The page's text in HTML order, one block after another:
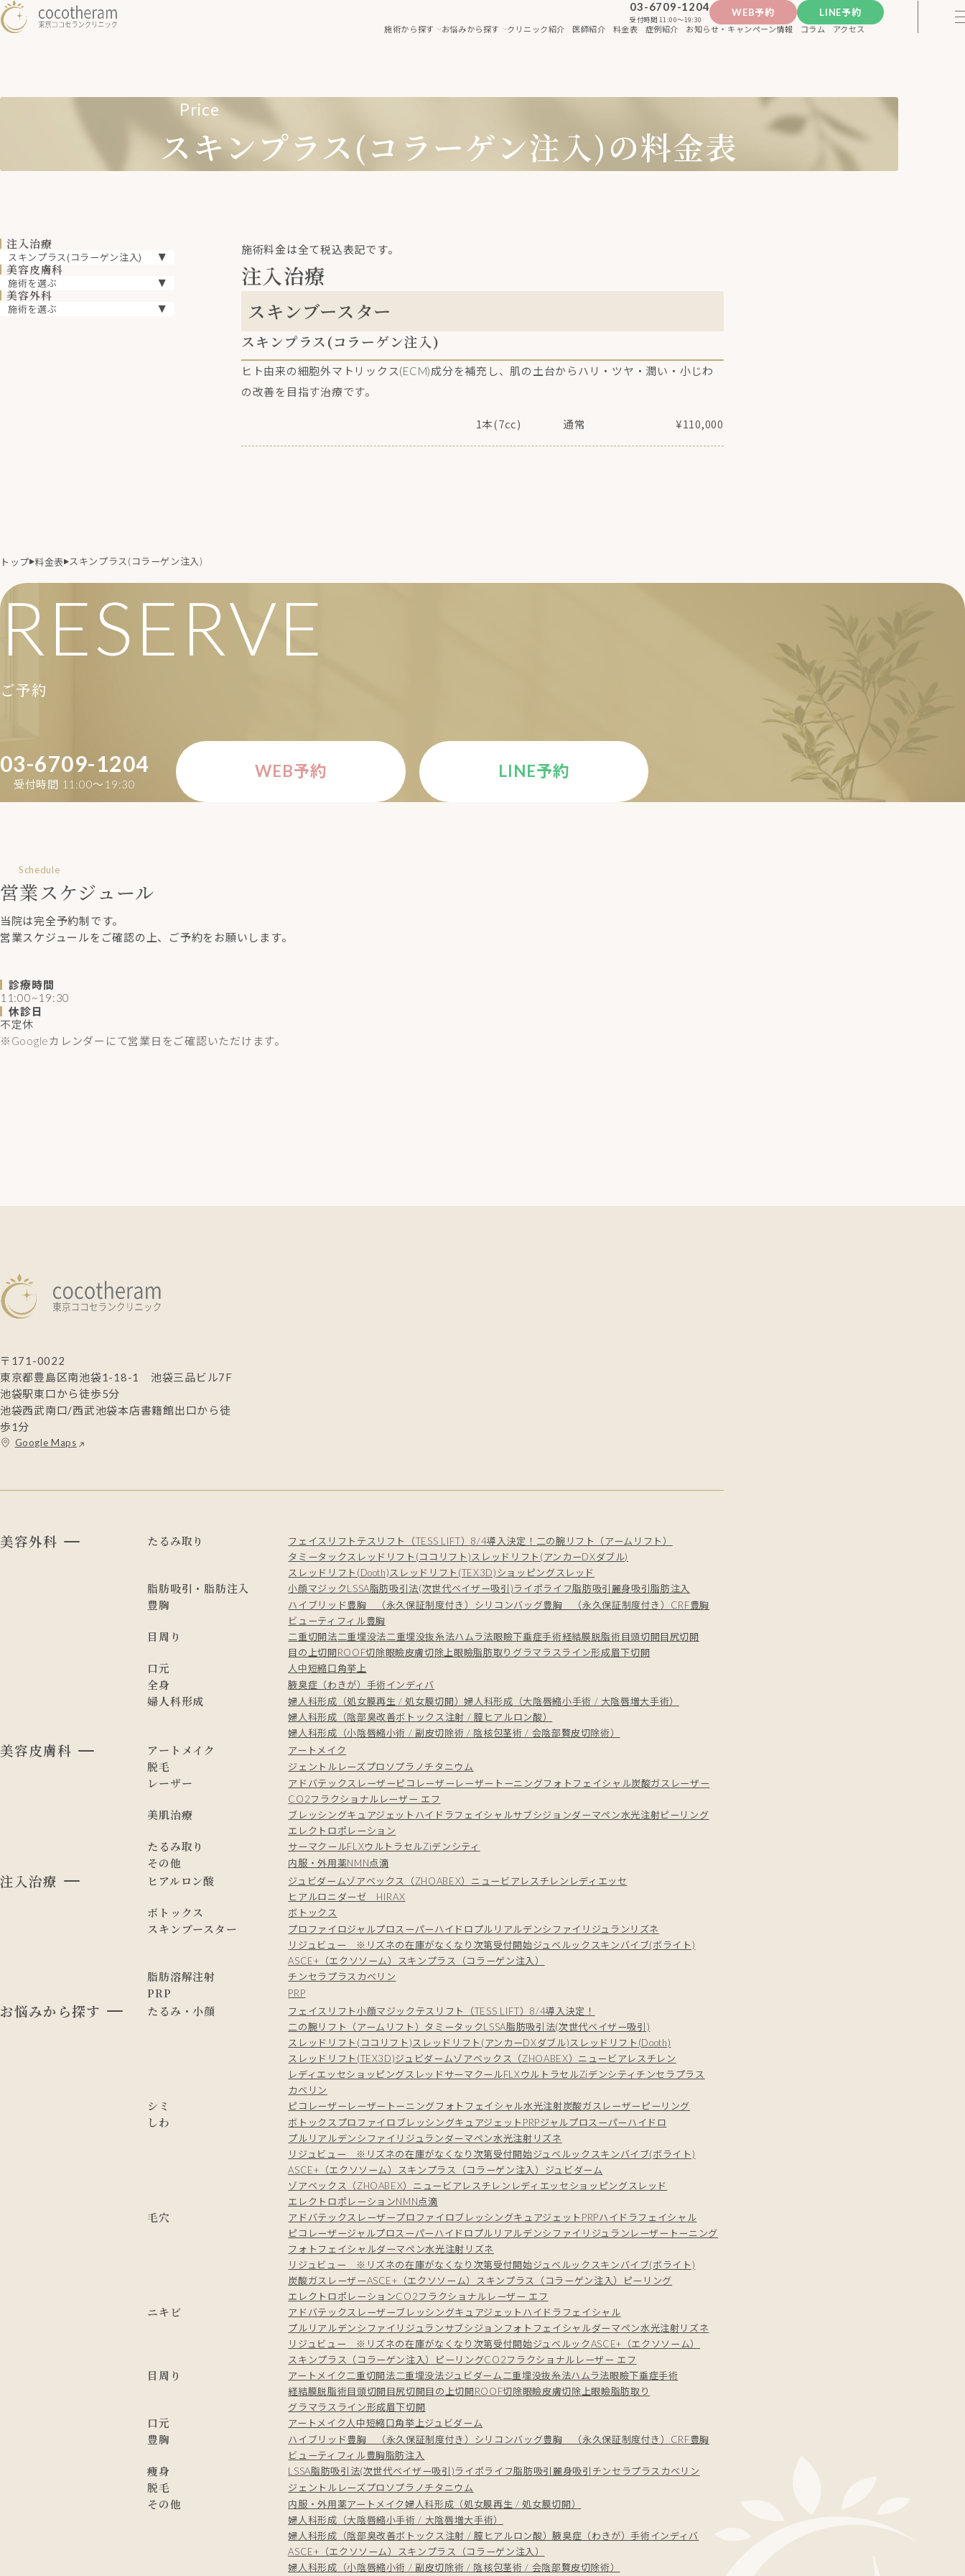
03-6709-1204
受付時間 11:00〜19:30
WEB予約
LINE予約
施術から探す
お悩みから探す クリニック紹介 医師紹介 料金表 症例紹介 お知らせ・キャンペーン情報 コラム アクセス
Price
スキンプラス(コラーゲン注入)の料金表
注入治療
美容皮膚科
美容外科
施術料金は全て税込表記です。
注入治療
スキンブースター
スキンプラス(コラーゲン注入)
ヒト由来の細胞外マトリックス(ECM)成分を補充し、肌の土台からハリ・ツヤ・潤い・小じわ
の改善を目指す治療です。
1本(7cc) 通常 ¥110,000
トップ 料金表 スキンプラス(コラーゲン注入)
RESERVE
ご予約
03-6709-1204
受付時間 11:00〜19:30
WEB予約 LINE予約
Schedule
営業スケジュール
当院は完全予約制です。
営業スケジュールをご確認の上、ご予約をお願いします。
診療時間
11:00~19:30
休診日
不定休
※Googleカレンダーにて営業日をご確認いただけます。
〒171-0022
東京都豊島区南池袋1-18-1 池袋三品ビル7F
池袋駅東口から徒歩5分
池袋西武南口/西武池袋本店書籍館出口から徒
歩1分
Google Maps
美容外科 たるみ取り フェイスリフト テスリフト（TESS LIFT）8/4導入決定！ 二の腕リフト（アームリフト）
タミータック スレッドリフト(ココリフト)スレッドリフト(アンカーDXダブル)
スレッドリフト(Dooth)スレッドリフト(TEX3D)ショッピングスレッド
脂肪吸引・脂肪注入 小顔マジックLSSA脂肪吸引法(次世代ベイザー吸引)ライポライフ脂肪吸引 麗身吸引脂肪注入
豊胸 ハイブリッド豊胸 （永久保証制度付き） シリコンバッグ豊胸 （永久保証制度付き） CRF豊胸
ビューティフィル豊胸
目周り 二重切開法二重埋没法二重埋没抜糸法ハムラ法眼瞼下垂症手術経結膜脱脂術目頭切開目尻切開
目の上切開ROOF切除眼瞼皮膚切除 上眼瞼脂肪取り グラマラスライン形成眉下切開
口元 人中短縮口角挙上
全身 腋臭症（わきが）手術インディバ
婦人科形成 婦人科形成（処女膜再生 / 処女膜切開）婦人科形成（大陰唇縮小手術 / 大陰唇増大手術）
婦人科形成（陰部臭改善ボトックス注射 / 膣ヒアルロン酸）
婦人科形成（小陰唇縮小術 / 副皮切除術 / 陰核包茎術 / 会陰部贅皮切除術）
美容皮膚科 アートメイク アートメイク
脱毛 ジェントルレーズプロ ソプラノチタニウム
レーザー アドバテックスレーザーピコレーザー レーザートーニングフォトフェイシャル炭酸ガスレーザー
CO2フラクショナルレーザー エフ
美肌治療 ブレッシングキュアジェット ハイドラフェイシャルサブシジョンダーマペン水光注射ピーリング
エレクトロポレーション
たるみ取り サーマクールFLXウルトラセルZiデンシティ
その他 内服・外用薬NMN点滴
注入治療 ヒアルロン酸 ジュビダームゾアベックス（ZHOABEX） ニュービア レスチレン レディエッセ
ヒアルロニダーゼ HIRAX
ボトックス ボトックス
スキンブースター プロファイロジャルプロスーパーハイドロプルリアルデンシファイ リジュラン リズネ
リジュビュー ※リズネの在庫がなくなり次第受付開始ジュベルック スキンバイブ(ボライト)
ASCE+（エクソソーム）
スキンプラス（コラーゲン注入）
脂肪溶解注射 チンセラプラス カベリン
PRP PRP
お悩みから探す たるみ・小顔 フェイスリフト小顔マジック テスリフト（TESS LIFT）8/4導入決定！
二の腕リフト（アームリフト） タミータックLSSA脂肪吸引法(次世代ベイザー吸引)
スレッドリフト(ココリフト)スレッドリフト(アンカーDXダブル)スレッドリフト(Dooth)
スレッドリフト(TEX3D)ジュビダームゾアベックス（ZHOABEX） ニュービア レスチレン
レディエッセショッピングスレッド サーマクールFLXウルトラセルZiデンシティ チンセラプラス
カベリン
シミ ピコレーザー レーザートーニングフォトフェイシャル水光注射炭酸ガスレーザー ピーリング
しわ ボトックス プロファイロブレッシングキュアジェット PRPジャルプロスーパーハイドロ
プルリアルデンシファイ リジュランダーマペン水光注射 リズネ
リジュビュー ※リズネの在庫がなくなり次第受付開始ジュベルック スキンバイブ(ボライト)
ASCE+（エクソソーム）
スキンプラス（コラーゲン注入） ジュビダーム
ゾアベックス（ZHOABEX） ニュービア レスチレン レディエッセショッピングスレッド
エレクトロポレーションNMN点滴
毛穴 アドバテックスレーザープロファイロブレッシングキュアジェット PRPハイドラフェイシャル
ピコレーザージャルプロスーパーハイドロプルリアルデンシファイ リジュラン レーザートーニング
フォトフェイシャルダーマペン水光注射 リズネ
リジュビュー ※リズネの在庫がなくなり次第受付開始ジュベルック スキンバイブ(ボライト)
炭酸ガスレーザーASCE+（エクソソーム） スキンプラス（コラーゲン注入）
ピーリング
エレクトロポレーションCO2フラクショナルレーザー エフ
ニキビ アドバテックスレーザーブレッシングキュアジェット ハイドラフェイシャル
プルリアルデンシファイ リジュランサブシジョン フォトフェイシャルダーマペン水光注射リズネ
リジュビュー ※リズネの在庫がなくなり次第受付開始ジュベルックASCE+（エクソソーム）
スキンプラス（コラーゲン注入）
ピーリングCO2フラクショナルレーザー エフ
目周り アートメイク 二重切開法二重埋没法ジュビダーム 二重埋没抜糸法ハムラ法眼瞼下垂症手術
経結膜脱脂術目頭切開目尻切開目の上切開ROOF切除眼瞼皮膚切除 上眼瞼脂肪取り
グラマラスライン形成眉下切開
口元 アートメイク 人中短縮口角挙上ジュビダーム
豊胸 ハイブリッド豊胸 （永久保証制度付き） シリコンバッグ豊胸 （永久保証制度付き） CRF豊胸
ビューティフィル豊胸脂肪注入
痩身 LSSA脂肪吸引法(次世代ベイザー吸引)ライポライフ脂肪吸引 麗身吸引 チンセラプラス カベリン
脱毛 ジェントルレーズプロ ソプラノチタニウム
その他 内服・外用薬アートメイク婦人科形成（処女膜再生 / 処女膜切開）
婦人科形成（大陰唇縮小手術 / 大陰唇増大手術）
婦人科形成（陰部臭改善ボトックス注射 / 膣ヒアルロン酸）腋臭症（わきが）手術インディバ
ASCE+（エクソソーム）
スキンプラス（コラーゲン注入）
婦人科形成（小陰唇縮小術 / 副皮切除術 / 陰核包茎術 / 会陰部贅皮切除術）